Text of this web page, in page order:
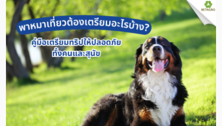
โรค หากแมวมีอาการอาเจียนซ้ำ หายใจผิดปกติ เบื่ออาหาร หรือ
ขับถ่ายผิดปกติ ควรปรึกษาสัตวแพทย์โดยตรง สารบัญเนื้อหา
ไผ่เงินแมวคืออะไร แมวกินไผ่เงินได้ไหม ปลอดภัยหรือเปล่า
ทำไมแมวถึงชอบกินไผ่เงิน ไผ่เงินช่วยก้อนขนแมวได้จริงไหม
วิธีดูแลแมวที่มีปัญหาก้อนขนอย่างถูกต้อง วิธีปลูกไผ่เงินแมว
ให้ปลอดภัย ไผ่เงิน หญ้าแมว และตำแยแมวต่างกันอย่างไร
ไผ่เงินแมวเหมาะกับแมวแบบไหน อาการแบบไหนควรหยุดให้กิน
และพบสัตวแพทย์ สรุปการให้ไผ่เงินแมวอย่างปลอดภัย
คำถามที่พบบ่อยเกี่ยวกับไผ่เงินแมว ไผ่เงินแมวคืออะไร ไผ่เงิน
แมว หรือที่หลายคนเรียกว่า “ไผ่แมว” เป็นไม้ประดับใบเรียวยาว
มีลายสีเขียวสลับขาว นิยมปลูกในกระถางเล็ก ๆ เพื่อให้แมว
แทะเล็มหรือเล่ […]